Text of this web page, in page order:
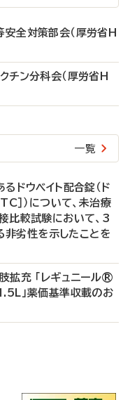
全対策部会（厚労省H
チン分科会（厚労省H
一覧
ドウベイト配合錠（ド
］）について、未治療
比較試験において、3
劣性を示したことを
拡充 「レギュニール®
」薬価基準収載のお